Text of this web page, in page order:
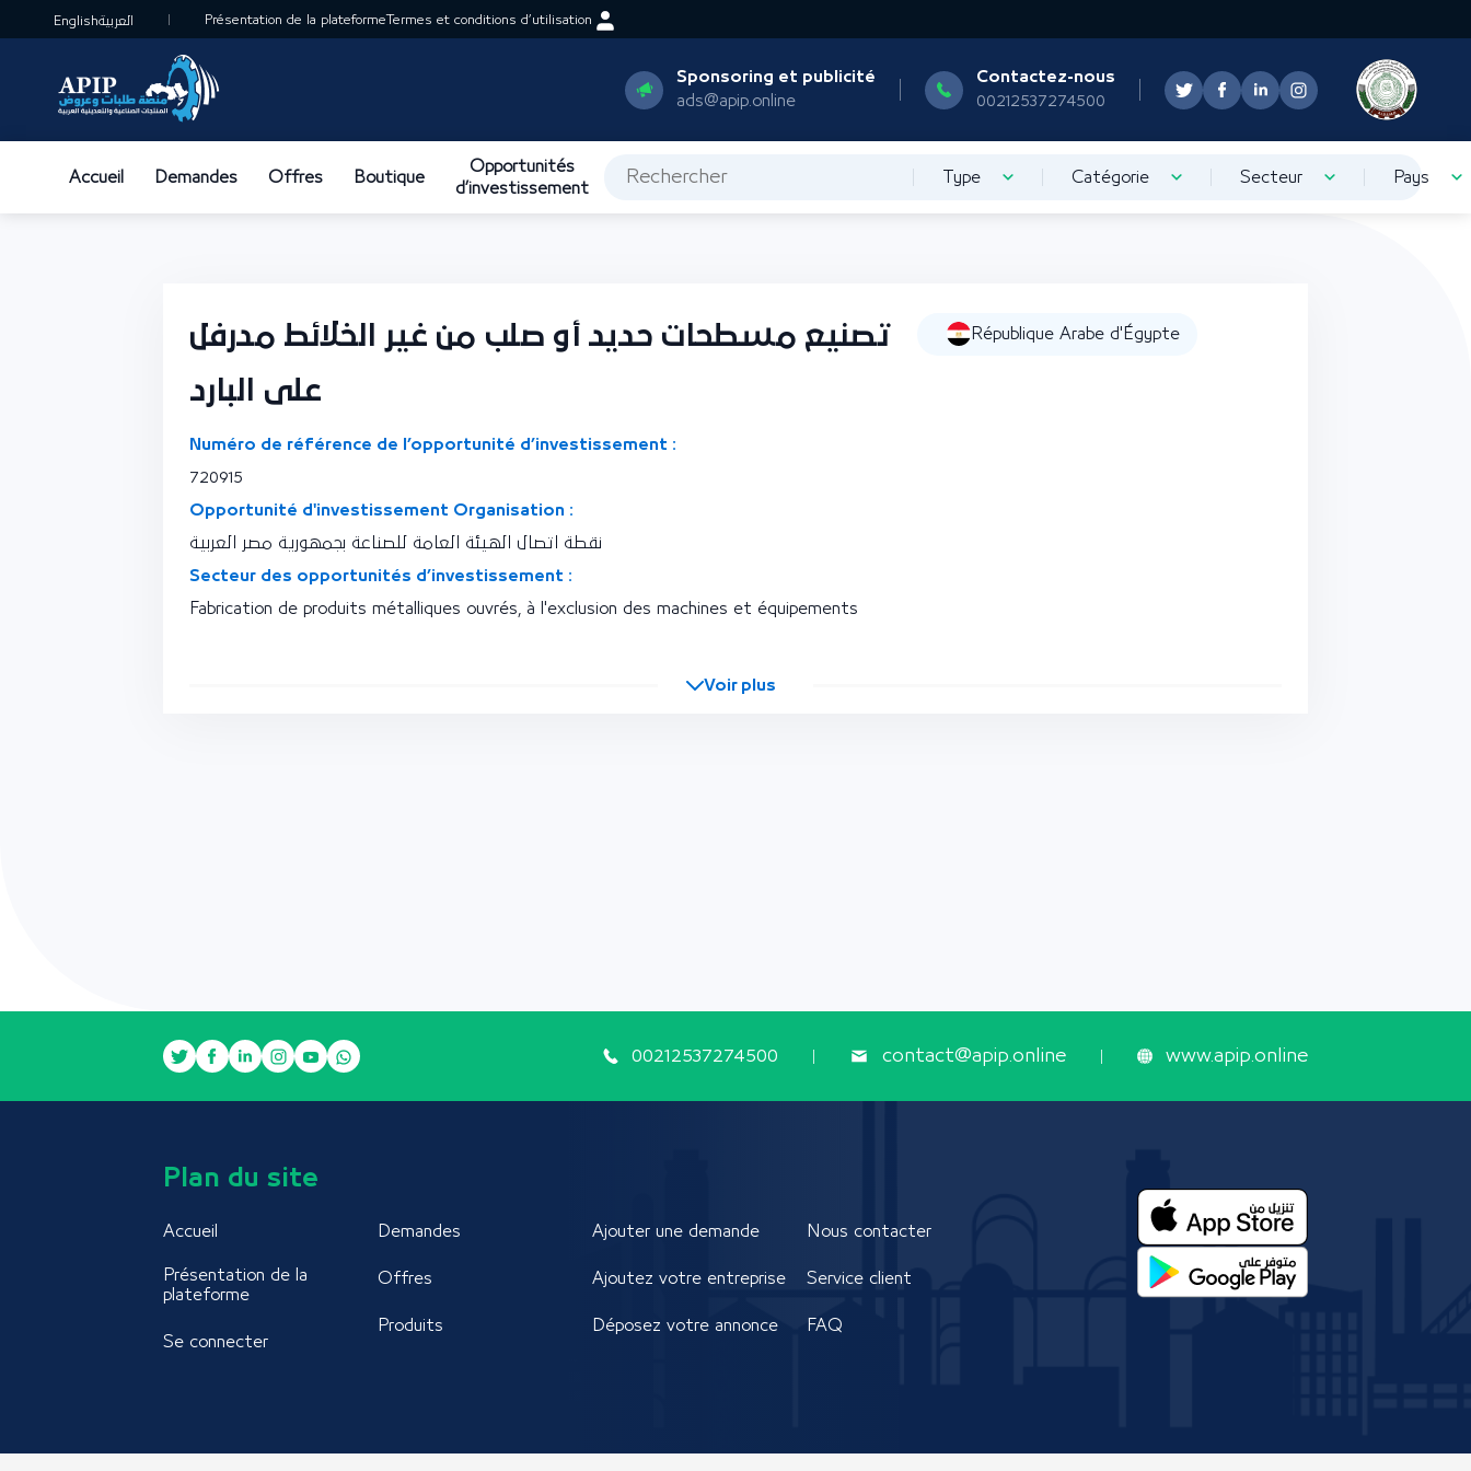
Englishالعربية Présentation de la plateforme Termes et conditions d’utilisation
Sponsoring et publicité
ads@apip.online
Contactez-nous
00212537274500
Accueil Demandes Offres Boutique
Opportunités
d’investissement
Type Catégorie Secteur Pays
تصنيع مسطحات حديد أو صلب من غير الخلائط مدرفل
على البارد
République Arabe d'Égypte
Numéro de référence de l’opportunité d’investissement :
720915
Opportunité d'investissement Organisation :
نقطة اتصال الهيئة العامة للصناعة بجمهورية مصر العربية
Secteur des opportunités d’investissement :
Fabrication de produits métalliques ouvrés, à l'exclusion des machines et équipements
Voir plus
00212537274500 contact@apip.online www.apip.online
Plan du site
Accueil
Présentation de la
plateforme
Se connecter
Demandes
Offres
Produits
Ajouter une demande
Ajoutez votre entreprise
Déposez votre annonce
Nous contacter
Service client
FAQ